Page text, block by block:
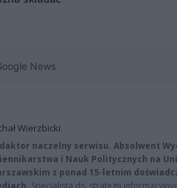
News
Wierzbicki
naczelny serwisu. Absolwent
i Nauk Politycznych na
z ponad 15-letnim
Specjalista ds. strategii